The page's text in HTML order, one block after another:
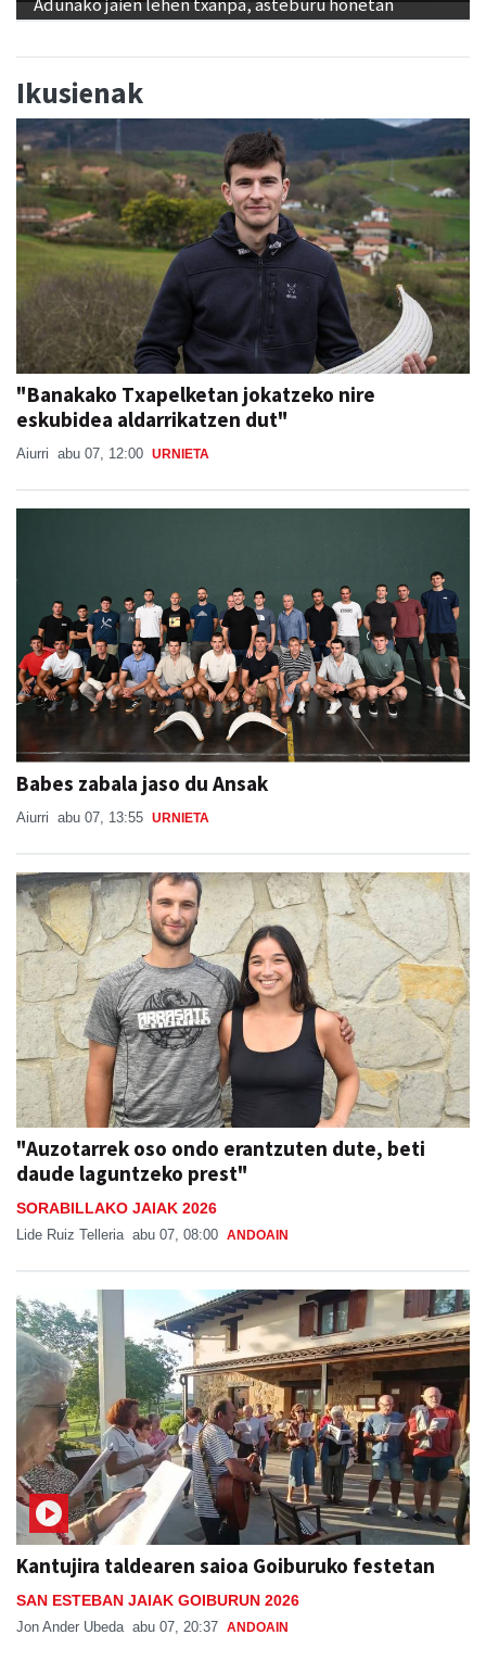
Ikusienak
"Banakako Txapelketan jokatzeko nire
eskubidea aldarrikatzen dut"
Aiurri abu 07, 12:00 URNIETA
Babes zabala jaso du Ansak
Aiurri abu 07, 13:55 URNIETA
"Auzotarrek oso ondo erantzuten dute, beti
daude laguntzeko prest"
SORABILLAKO JAIAK 2026
Lide Ruiz Telleria abu 07, 08:00 ANDOAIN
Kantujira taldearen saioa Goiburuko festetan
SAN ESTEBAN JAIAK GOIBURUN 2026
Jon Ander Ubeda abu 07, 20:37 ANDOAIN